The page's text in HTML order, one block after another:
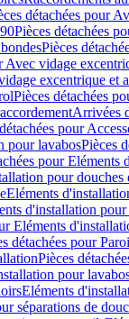
détachées pour
Pièces détachées
Pièces
Avec vidage
excentrique et
Pièces détachées
Arrivées
pour
pour lavabosPièces
pour
pour douches
Eléments
d'installation
Eléments
détachées pour
Pièces
pour
Eléments
séparations de